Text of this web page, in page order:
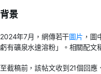
背景
2024年7月，網傳若干圖片 ，圖
虧有礦泉水速溶粉」。相關配文
至截稿前，該帖文收到21個回應